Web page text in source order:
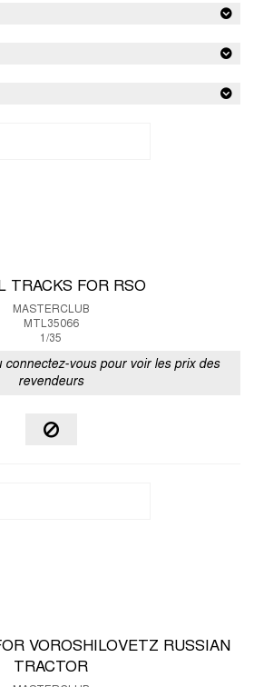
TRACKS FOR RSO
MASTERCLUB
MTL35066
1/35
connectez-vous pour voir les prix des
revendeurs
VOROSHILOVETZ RUSSIAN
TRACTOR